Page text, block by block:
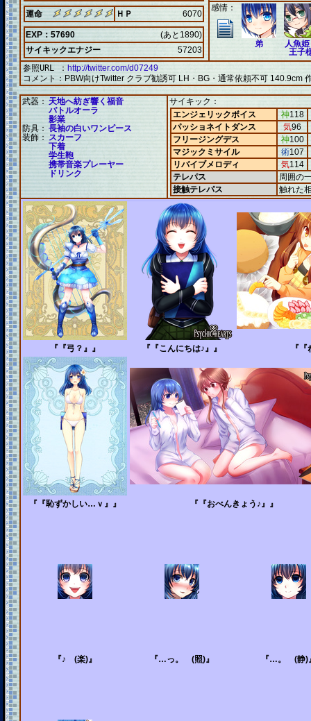
運命 ＨＰ 6070
EXP：57690
(あと1890)
サイキックエナジー
57203
感情：
弟
人魚
王子
参照URL ： http://twitter.com/d07249
コメント： PBW向けTwitter クラブ勧誘可 LH・BG・通常依頼不可 140.9cm
武器： 天地へ紡ぎ響く福音
バトルオーラ
影業
防具： 長袖の白いワンピース
装飾： スカーフ
下着
学生鞄
携帯音楽プレーヤー
ドリンク
サイキック：
エンジェリックボイス
神118
パッショネイトダンス
気96
フリージングデス
神100
マジックミサイル
術107
リバイブメロディ
気114
テレパス
周囲の
接触テレパス
触れた
『『弓？』』 『『こんにちは♪』』 『
『『恥ずかしい…ｖ』』 『『おべんきょう♪』』
『♪ (楽)』 『…っ。 (照)』 『…。 (静)